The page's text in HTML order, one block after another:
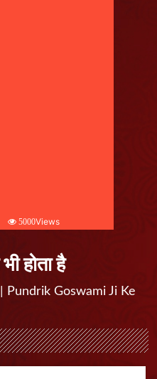
5000Views
होता है
| Pundrik Goswami Ji Ke